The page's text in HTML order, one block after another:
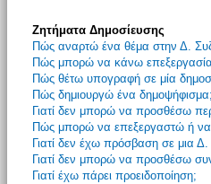
Ζητήματα Δημοσίευσης
Πώς αναρτώ ένα θέμα στην Δ.
Πώς μπορώ να κάνω
Πώς θέτω υπογραφή σε μία
Πώς δημιουργώ ένα δημοψήφισμα;
Γιατί δεν μπορώ να προσθέσω
Πώς μπορώ να επεξεργαστώ ή
Γιατί δεν έχω πρόσβαση σε μια
Γιατί δεν μπορώ να προσθέσω
Γιατί έχω πάρει προειδοποίηση;